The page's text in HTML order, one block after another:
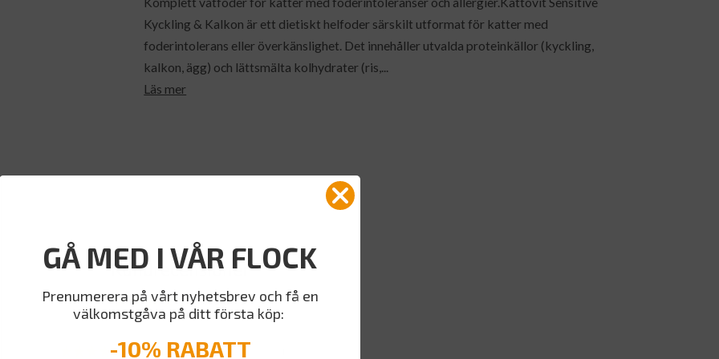
Kyckling & Kalkon är ett dietiskt helfoder särskilt utformat för katter med
foderintolerans eller överkänslighet. Det innehåller utvalda proteinkällor (kyckling,
kalkon, ägg) och lättsmälta kolhydrater (ris,...
Läs mer
Kundrecensioner
4.50 av 5
GÅ MED I VÅR FLOCK
Prenumerera på vårt nyhetsbrev och få en
välkomstgåva på ditt första köp:
-10% RABATT